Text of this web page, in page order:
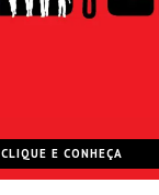
CLIQUE E CONHEÇA